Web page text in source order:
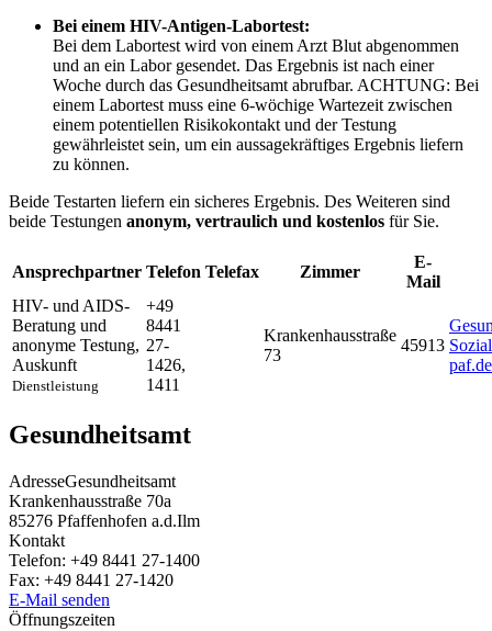
Bei einem HIV-Antigen-Labortest:
Bei dem Labortest wird von einem Arzt Blut abgenommen
und an ein Labor gesendet. Das Ergebnis ist nach einer
Woche durch das Gesundheitsamt abrufbar. ACHTUNG: Bei
einem Labortest muss eine 6-wöchige Wartezeit zwischen
einem potentiellen Risikokontakt und der Testung
gewährleistet sein, um ein aussagekräftiges Ergebnis liefern
zu können.
Beide Testarten liefern ein sicheres Ergebnis. Des Weiteren sind
beide Testungen anonym, vertraulich und kostenlos für Sie.
Ansprechpartner Telefon Telefax Zimmer
E-
Mail
HIV- und AIDS-
Beratung und
anonyme Testung,
Auskunft
Dienstleistung
+49
8441
27-
1426,
1411
Krankenhausstraße
73
45913
paf.de
Gesundheitsamt
AdresseGesundheitsamt
Krankenhausstraße 70a
85276 Pfaffenhofen a.d.Ilm
Kontakt
Telefon: +49 8441 27-1400
Fax: +49 8441 27-1420
E-Mail senden
Öffnungszeiten